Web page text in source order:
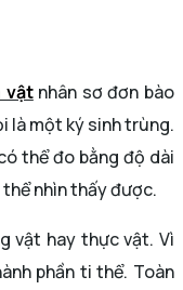
vậtnhân sơ đơn bào
là một ký sinh trùng.
thể đo bằng độ dài
nhìn thấy được.
vật hay thực vật. Vì
phần ti thể. Toàn